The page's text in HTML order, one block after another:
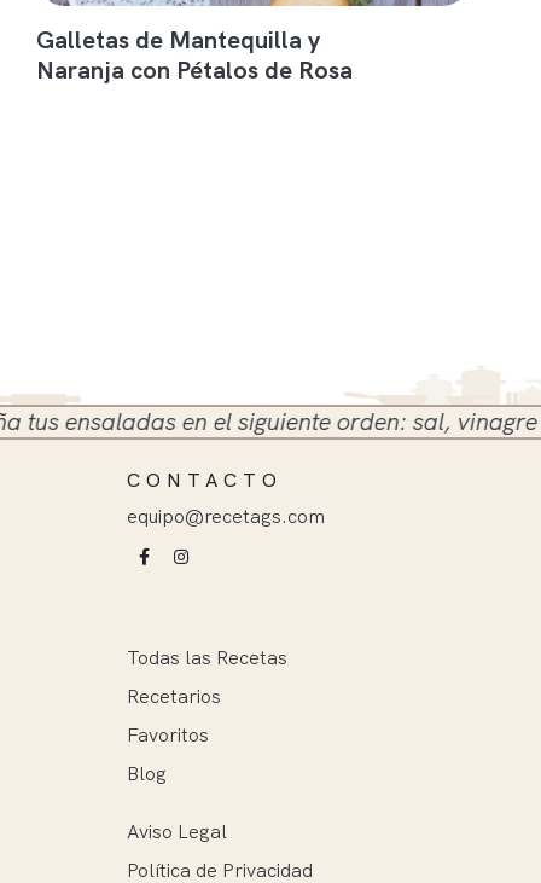
Galletas de Mantequilla y
Naranja con Pétalos de Rosa
en el siguiente orden: sal, vinagre y
CONTACTO
equipo@recetags.com
Todas las Recetas
Recetarios
Favoritos
Blog
Aviso Legal
Política de Privacidad